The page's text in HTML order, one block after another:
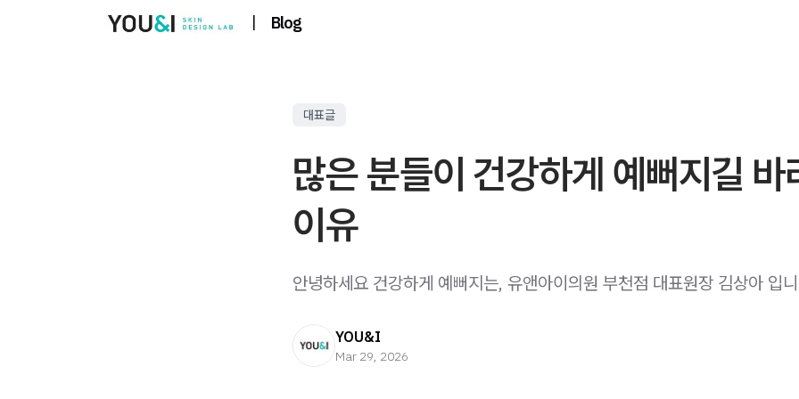
| Blog
대표글
많은 분들이 건강하게 예뻐지길 바
이유
안녕하세요 건강하게 예뻐지는, 유앤아이의원 부천점 대표원장 김상아 입니
YOU&I
Mar 29, 2026